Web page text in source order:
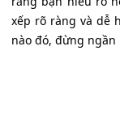
xếp rõ ràng và dễ
nào đó, đừng